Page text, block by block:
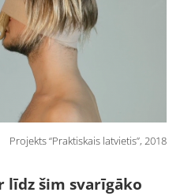
Projekts “Praktiskais latvietis”, 2018
līdz šim svarīgāko